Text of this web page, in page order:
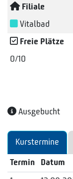
Filiale
Vitalbad
Freie Plätze
0/10
Ausgebucht
Kurstermine
Termin Datum